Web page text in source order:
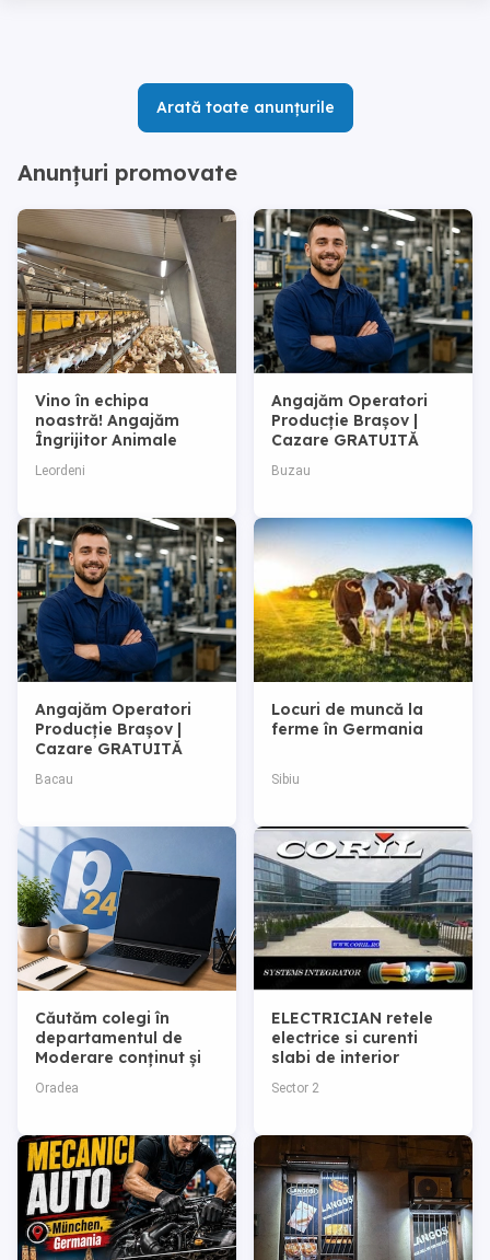
Arată toate anunțurile
Anunțuri promovate
Vino în echipa
noastră! Angajăm
Îngrijitor Animale
Leordeni
Angajăm Operatori
Producție Brașov |
Cazare GRATUITĂ
Buzau
Angajăm Operatori
Producție Brașov |
Cazare GRATUITĂ
Bacau
Locuri de muncă la
ferme în Germania
Sibiu
Căutăm colegi în
departamentul de
Moderare conținut și
Suport clienți
Oradea
ELECTRICIAN retele
electrice si curenti
slabi de interior
Sector 2